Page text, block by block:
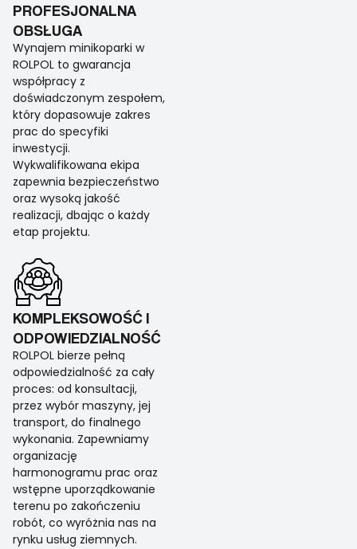
PROFESJONALNA
OBSŁUGA
Wynajem minikoparki w
ROLPOL to gwarancja
współpracy z
doświadczonym zespołem,
który dopasowuje zakres
prac do specyfiki
inwestycji.
Wykwalifikowana ekipa
zapewnia bezpieczeństwo
oraz wysoką jakość
realizacji, dbając o każdy
etap projektu.
KOMPLEKSOWOŚĆ I
ODPOWIEDZIALNOŚĆ
ROLPOL bierze pełną
odpowiedzialność za cały
proces: od konsultacji,
przez wybór maszyny, jej
transport, do finalnego
wykonania. Zapewniamy
organizację
harmonogramu prac oraz
wstępne uporządkowanie
terenu po zakończeniu
robót, co wyróżnia nas na
rynku usług ziemnych.